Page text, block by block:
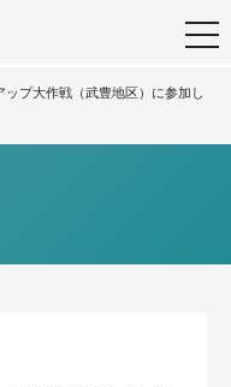
ップ大作戦（武豊地区）に参加し